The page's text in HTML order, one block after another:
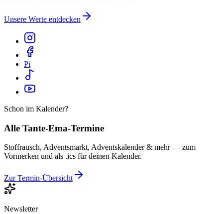
Unsere Werte entdecken
Pi
Schon im Kalender?
Alle Tante-Ema-Termine
Stoffrausch, Adventsmarkt, Adventskalender & mehr — zum
Vormerken und als .ics für deinen Kalender.
Zur Termin-Übersicht
Newsletter